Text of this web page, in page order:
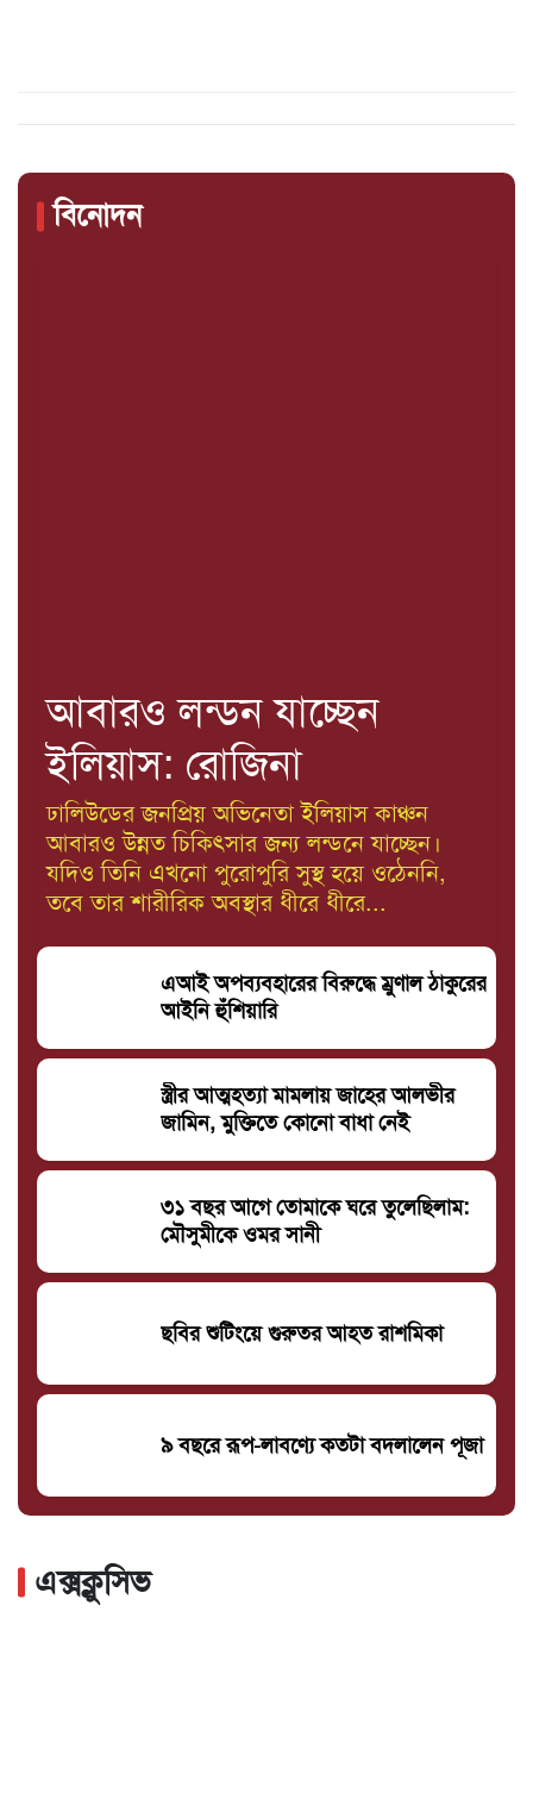
বিনোদন
আবারও লন্ডন যাচ্ছেন
ইলিয়াস: রোজিনা
ঢালিউডের জনপ্রিয় অভিনেতা ইলিয়াস কাঞ্চন
আবারও উন্নত চিকিৎসার জন্য লন্ডনে যাচ্ছেন।
যদিও তিনি এখনো পুরোপুরি সুস্থ হয়ে ওঠেননি,
তবে তার শারীরিক অবস্থার ধীরে ধীরে...
এআই অপব্যবহারের বিরুদ্ধে ম্রুণাল ঠাকুরের
আইনি হুঁশিয়ারি
স্ত্রীর আত্মহত্যা মামলায় জাহের আলভীর
জামিন, মুক্তিতে কোনো বাধা নেই
৩১ বছর আগে তোমাকে ঘরে তুলেছিলাম:
মৌসুমীকে ওমর সানী
ছবির শুটিংয়ে গুরুতর আহত রাশমিকা
৯ বছরে রূপ-লাবণ্যে কতটা বদলালেন পূজা
এক্সক্লুসিভ